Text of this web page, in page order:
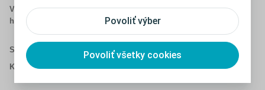
Povoliť výber
Povoliť všetky cookies
V hľadaní odpovedí na vaše otázky nie ste sami.Skúsme ich
hľadať spoločne!
Sme tu pre vás, aby sme vám pomohli.
Kontaktujte nás.